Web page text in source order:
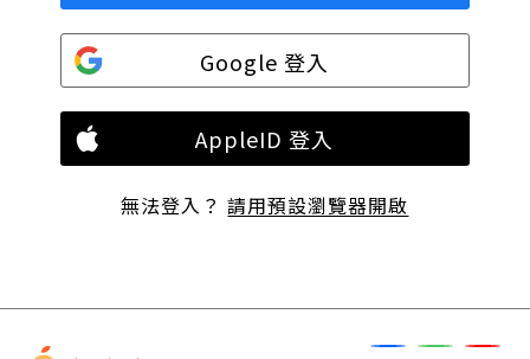
Google 登入
AppleID 登入
無法登入？請用預設瀏覽器開啟